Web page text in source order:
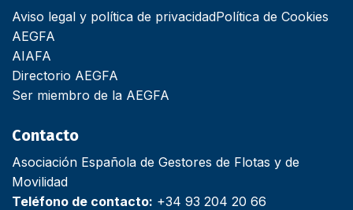
Aviso legal y política de privacidadPolítica de Cookies
AEGFA
AIAFA
Directorio AEGFA
Ser miembro de la AEGFA
Contacto
Asociación Española de Gestores de Flotas y de
Movilidad
Teléfono de contacto: +34 93 204 20 66